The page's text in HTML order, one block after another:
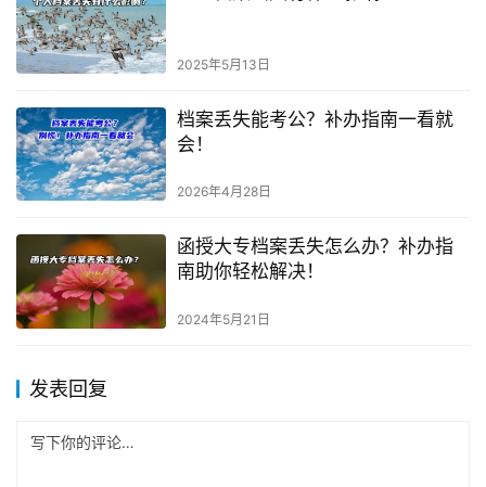
2025年5月13日
档案丢失能考公？补办指南一看就
会！
2026年4月28日
函授大专档案丢失怎么办？补办指
南助你轻松解决！
2024年5月21日
发表回复